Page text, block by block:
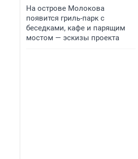
На острове Молокова
появится гриль-парк с
беседками, кафе и парящим
мостом — эскизы проекта